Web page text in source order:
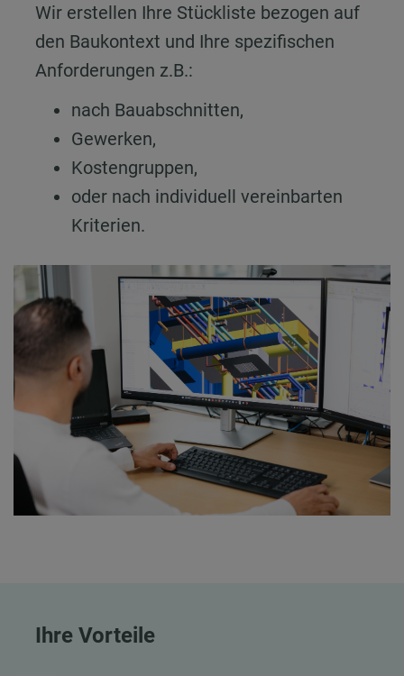
Wir erstellen Ihre Stückliste bezogen auf
den Baukontext und Ihre spezifischen
Anforderungen z.B.:
nach Bauabschnitten,
Gewerken,
Kostengruppen,
oder nach individuell vereinbarten
Kriterien.
Ihre Vorteile